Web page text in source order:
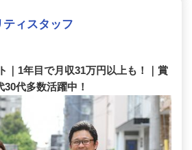
ィスタッフ
｜1年目で月収31万円以上も！｜賞
代多数活躍中！